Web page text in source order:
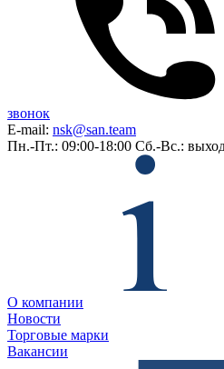
звонок
E-mail: nsk@san.team
Пн.-Пт.: 09:00-18:00 Сб.-Вс.:
О компании
Новости
Торговые марки
Вакансии